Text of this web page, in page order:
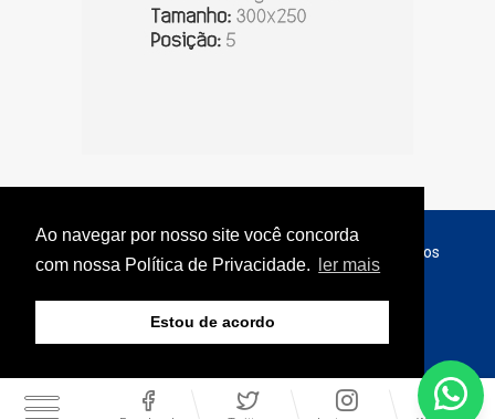
Ao navegar por nosso site você concorda
com nossa Política de Privacidade.
ler mais
Estou de acordo
© Copyright 2026 - Jornal do Interior - Todos os direitos
reservados